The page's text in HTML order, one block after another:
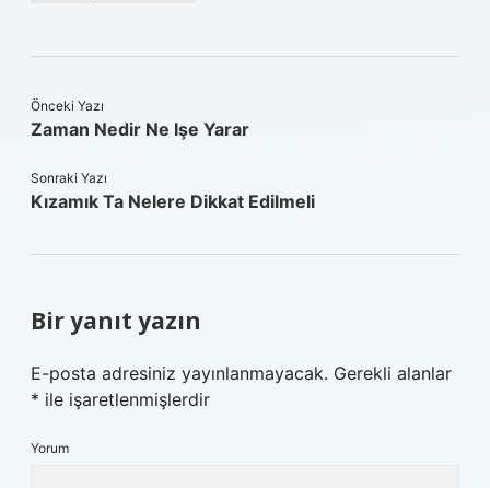
Önceki Yazı
Zaman Nedir Ne Işe Yarar
Sonraki Yazı
Kızamık Ta Nelere Dikkat Edilmeli
Bir yanıt yazın
E-posta adresiniz yayınlanmayacak. Gerekli alanlar
* ile işaretlenmişlerdir
Yorum